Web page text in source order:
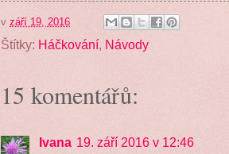
v září 19, 2016
Štítky: Háčkování, Návody
15 komentářů:
Ivana 19. září 2016 v 12:46